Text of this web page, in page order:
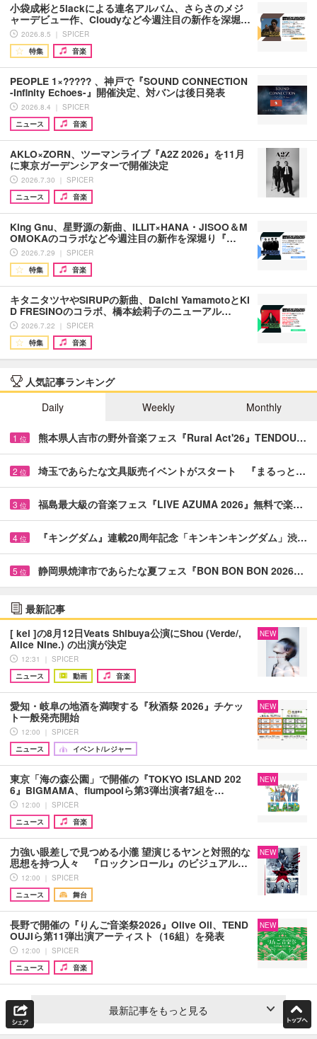
小袋成彬と5lackによる連名アルバム、さらさのメジ
ャーデビュー作、Cloudyなど今週注目の新作を深堀…
2026.8.5 ｜ SPICER
特集
音楽
PEOPLE 1×????? 、神戸で『SOUND CONNECTION
-Infinity Echoes-』開催決定、対バンは後日発表
2026.8.4 ｜ SPICER
ニュース
音楽
AKLO×ZORN、ツーマンライブ『A2Z 2026』を11月
に東京ガーデンシアターで開催決定
2026.7.30 ｜ SPICER
ニュース
音楽
King Gnu、星野源の新曲、ILLIT×HANA・JISOO＆M
OMOKAのコラボなど今週注目の新作を深堀り『…
2026.7.29 ｜ SPICER
特集
音楽
キタニタツヤやSIRUPの新曲、Daichi YamamotoとKI
D FRESINOのコラボ、橋本絵莉子のニューアル…
2026.7.22 ｜ SPICER
特集
音楽
人気記事ランキング
Daily
Weekly Monthly
1 位 熊本県人吉市の野外音楽フェス『Rural Act'26』TENDOU…
2 位 埼玉であらたな文具販売イベントがスタート 『まるっと…
3 位 福島最大級の音楽フェス『LIVE AZUMA 2026』無料で楽…
4 位 『キングダム』連載20周年記念「キンキンキングダム」渋…
5 位 静岡県焼津市であらたな夏フェス『BON BON BON 2026…
最新記事
[ kei ]の8月12日Veats Shibuya公演にShou (Verde/,
Alice Nine.) の出演が決定
12:31 ｜ SPICER
ニュース
動画 音楽
NEW
愛知・岐阜の地酒を満喫する『秋酒祭 2026』チケッ
ト一般発売開始
12:00 ｜ SPICER
ニュース
イベント/レジャー
NEW
東京「海の森公園」で開催の『TOKYO ISLAND 202
6』BIGMAMA、flumpoolら第3弾出演者7組を…
12:00 ｜ SPICER
ニュース
音楽
NEW
力強い眼差しで見つめる小瀧 望演じるヤンと対照的な
思想を持つ人々 『ロックンロール』のビジュアル…
12:00 ｜ SPICER
ニュース
舞台
NEW
長野で開催の『りんご音楽祭2026』Olive Oil、TEND
OUJIら第11弾出演アーティスト（16組）を発表
12:00 ｜ SPICER
ニュース
音楽
NEW
最新記事をもっと見る